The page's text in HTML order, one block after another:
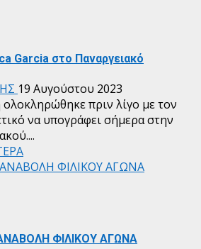
Garcia στο Παναργειακό
19 Αυγούστου 2023
πριν λίγο με τον
να υπογράφει σήμερα στην
ΦΙΛΙΚΟΥ ΑΓΩΝΑ
ΦΙΛΙΚΟΥ ΑΓΩΝΑ